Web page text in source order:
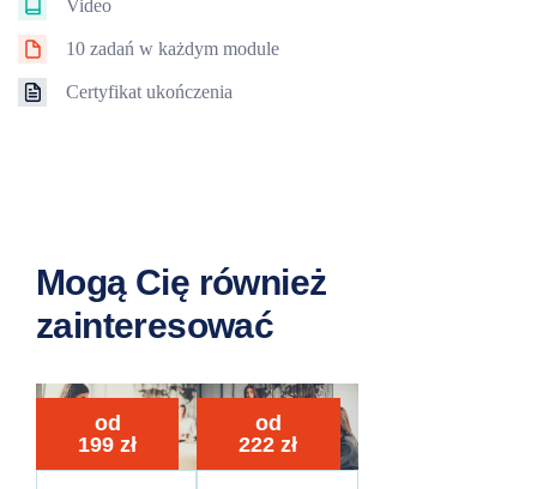
Video
10 zadań w każdym module
Certyfikat ukończenia
Mogą Cię również
zainteresować
od
199zł
od
222zł